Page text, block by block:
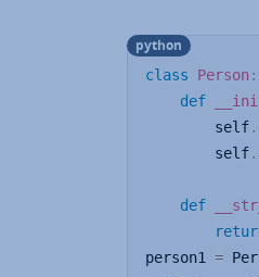
class Person :
def
        self
.
        self
.
def
person1 =
python